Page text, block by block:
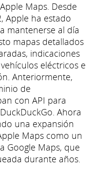
Maps. Desde
Apple ha estado
mantenerse al día
mapas detallados
indicaciones
eléctricos e
Anteriormente,
de
con API para
Ahora
una expansión
Maps como un
Google Maps, que
durante años.